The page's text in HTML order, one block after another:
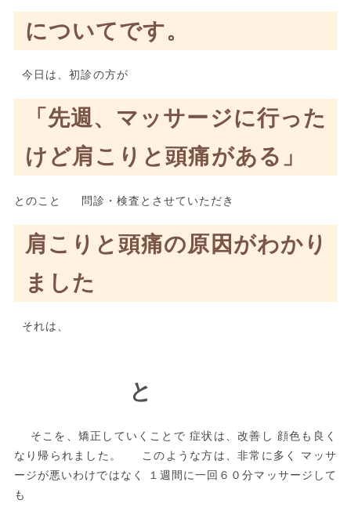
についてです。
今日は、初診の方が
「先週、マッサージに行った
けど肩こりと頭痛がある」
とのこと 問診・検査とさせていただき
肩こりと頭痛の原因がわかり
ました
それは、
と
そこを、矯正していくことで 症状は、改善し 顔色も良く
なり帰られました。 このような方は、非常に多く マッサ
ージが悪いわけではなく １週間に一回６０分マッサージして
も